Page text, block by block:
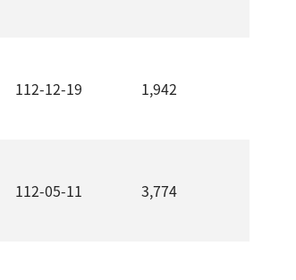
112-12-19 1,942
112-05-11 3,774